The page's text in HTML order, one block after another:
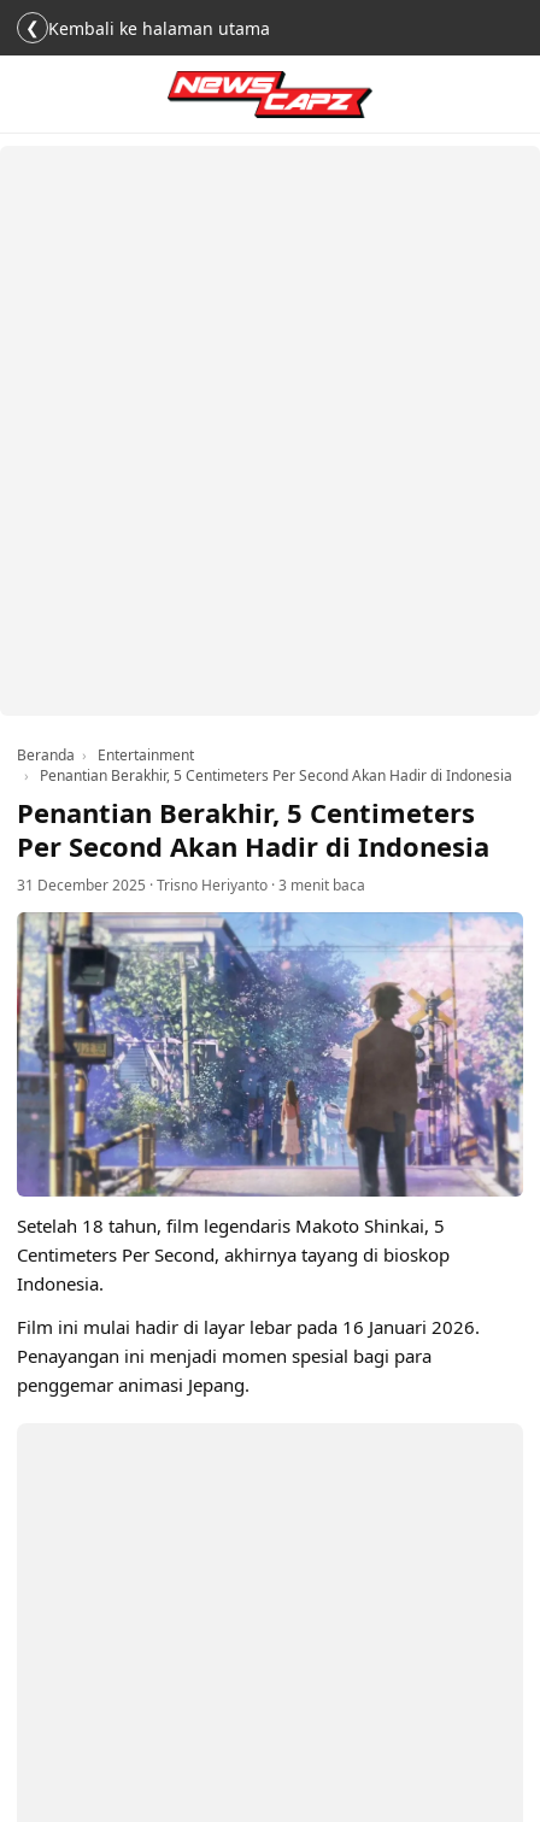
❮ Kembali ke halaman utama
Beranda
Entertainment
Penantian Berakhir, 5 Centimeters Per Second Akan Hadir di Indonesia
Penantian Berakhir, 5 Centimeters
Per Second Akan Hadir di Indonesia
31 December 2025 ·Trisno Heriyanto ·3 menit baca
Setelah 18 tahun, film legendaris Makoto Shinkai, 5
Centimeters Per Second, akhirnya tayang di bioskop
Indonesia.
Film ini mulai hadir di layar lebar pada 16 Januari 2026.
Penayangan ini menjadi momen spesial bagi para
penggemar animasi Jepang.